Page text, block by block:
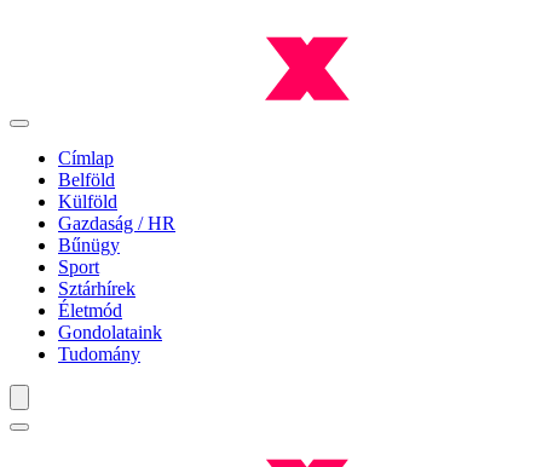
Címlap
Belföld
Külföld
Gazdaság / HR
Bűnügy
Sport
Sztárhírek
Életmód
Gondolataink
Tudomány